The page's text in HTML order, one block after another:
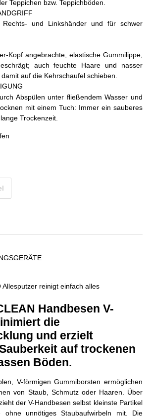
Teppichen bzw. Teppichböden.
und Linkshänder und für schwer
Kopf angebrachte, elastische Gummilippe,
auch feuchte Haare und nasser
auf die Kehrschaufel schieben.
Abspülen unter fließendem Wasser und
mit einem Tuch: Immer ein sauberes
Trockenzeit.
Handbesen V-
die
und erzielt
auf trockenen
Böden.
V-förmigen Gummiborsten ermöglichen
von Staub, Schmutz oder Haaren. Über
der V-Handbesen selbst kleinste Partikel
unnötiges Staubaufwirbeln mit. Die